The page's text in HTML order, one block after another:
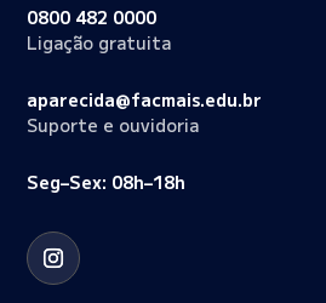
0800 482 0000
Ligação gratuita
aparecida@facmais.edu.br
Suporte e ouvidoria
Seg–Sex: 08h–18h